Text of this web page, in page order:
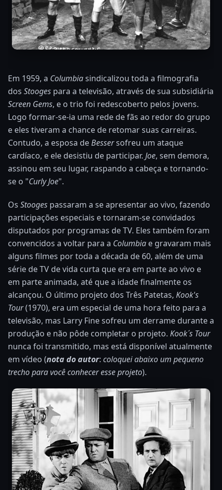
Em 1959, a Columbiasindicalizou toda a filmografia
dos Stooges para a televisão, através de sua subsidiária
Screen Gems, e o trio foi redescoberto pelos jovens.
Logo formar-se-ia uma rede de fãs ao redor do grupo
e eles tiveram a chance de retomar suas carreiras.
Contudo, a esposa deBessersofreu um ataque
cardíaco, e ele desistiu de participar. Joe, sem demora,
assinou em seu lugar, raspando a cabeça e tornando-
se o "Curly Joe".
Os Stooges passaram a se apresentar ao vivo, fazendo
participações especiais e tornaram-se convidados
disputados por programas de TV. Eles também foram
convencidos a voltar para a Columbia e gravaram mais
alguns filmes por toda a década de 60, além de uma
série de TV de vida curta que era em parte ao vivo e
em parte animada, até que a idade finalmente os
alcançou. O último projeto dos Três Patetas, Kook's
Tour(1970), era um especial de uma hora feito para a
televisão, mas Larry Fine sofreu um derrame durante a
produção e não pôde completar o projeto. Kook´s Tour
nunca foi transmitido, mas está disponível atualmente
em vídeo (nota do autor: coloquei abaixo um pequeno
trecho para você conhecer esse projeto).